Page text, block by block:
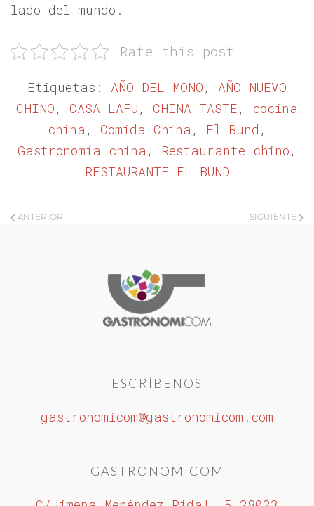
lado del mundo.
Rate this post
Etiquetas: AÑO DEL MONO , AÑO NUEVO
CHINO , CASA LAFU , CHINA TASTE , cocina
china , Comida China , El Bund ,
Gastronomía china , Restaurante chino ,
RESTAURANTE EL BUND
ANTERIOR SIGUIENTE
ESCRÍBENOS
gastronomicom@gastronomicom.com
GASTRONOMICOM